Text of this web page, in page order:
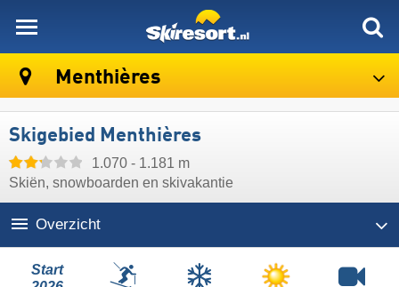
Menthières
Skigebied Menthières
1.070 - 1.181 m
Skiën, snowboarden en skivakantie
Overzicht
Start